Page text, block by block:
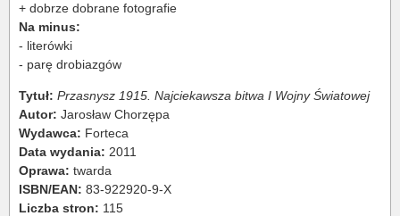
+ dobrze dobrane fotografie
Na minus:
- literówki
- parę drobiazgów
Tytuł: Przasnysz 1915. Najciekawsza bitwa I Wojny Światowej
Autor: Jarosław Chorzępa
Wydawca: Forteca
Data wydania: 2011
Oprawa: twarda
ISBN/EAN: 83-922920-9-X
Liczba stron: 115